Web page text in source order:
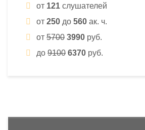
от 121 слушателей
от 250 до 560 ак. ч.
от 5700 3990 руб.
до 9100 6370 руб.